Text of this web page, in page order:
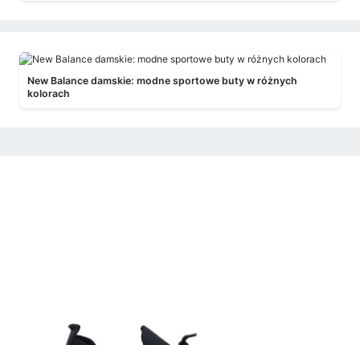
New Balance damskie: modne sportowe buty w różnych
kolorach